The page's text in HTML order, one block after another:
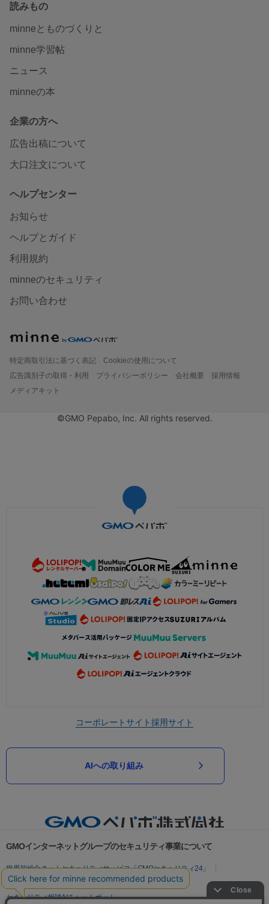
読みもの
minneとものづくりと
minne学習帖
ニュース
minneの本
企業の方へ
広告出稿について
大口注文について
ヘルプセンター
お知らせ
ヘルプとガイド
利用規約
minneのセキュリティ
お問い合わせ
特定商取引法に基づく表記
Cookieの使用について
広告識別子の取得・利用
プライバシーポリシー 会社概要
採用情報
メディアキット
©GMO Pepabo, Inc. All rights reserved.
コーポレートサイト採用サイト
AIへの取り組み
GMOインターネットグループのセキュリティ事業について
世界初総合ネットセキュリティサービス「GMOセキュリティ24」
パスワード漏洩診断
Webサイトリスク診断
セキュリティ相談AIチャットボット